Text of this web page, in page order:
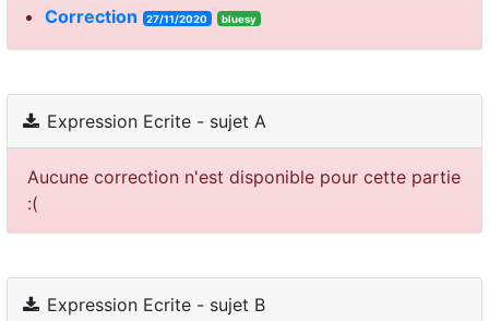
Correction 27/11/2020 bluesy
Expression Ecrite - sujet A
Aucune correction n'est disponible pour cette partie
:(
Expression Ecrite - sujet B